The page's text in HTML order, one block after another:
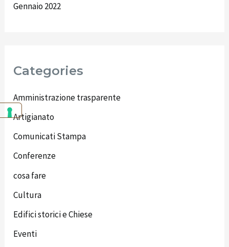
Gennaio 2022
Categories
Amministrazione trasparente
Artigianato
Comunicati Stampa
Conferenze
cosa fare
Cultura
Edifici storici e Chiese
Eventi